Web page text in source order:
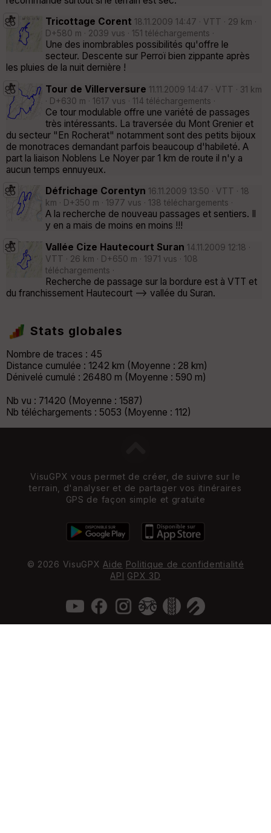
Tricottage Corent 18.11.2009 14:47 · VTT · 29 km ·
D+580 m · 2039 vus · 151 téléchargements ·
Une des inombrables possibilités qu'offre le
secteur. Descente sur Perroï bien zippante après
les pluies de la nuit dernière !
Tour de Villerversure 11.11.2009 14:47 · VTT · 31 km
· D+630 m · 1617 vus · 114 téléchargements ·
Ce tour modulable offre une variété de passages
très intéressants. La traversée du Mont Grenier et
du secteur "En Rocherat" notamment sont des petits bijoux
de monotraces demandant parfois beaucoup d'habileté. A
part la liaison Noblens Le Noyer par 1 km de route il n'y a
aucun temps ennuyeux.
Défrichage Corentyn 16.11.2009 13:50 · VTT · 18
km · D+350 m · 1977 vus · 138 téléchargements ·
A la recherche de nouveau passages et sentiers. Il
y en a mais de moins en moins !!!
Vallée Cize Hautecourt Suran 14.11.2009 12:18 ·
VTT · 26 km · D+650 m · 1971 vus · 108
téléchargements ·
Recherche de passage sur la bordure est à VTT et
du franchissement Hautecourt --> vallée du Suran.
Stats globales
Nombre de traces : 45
Distance cumulée : 1242 km (Moyenne : 28 km)
Dénivelé cumulé : 26480 m (Moyenne : 590 m)
Nb vu : 71420 (Moyenne : 1587)
Nb téléchargements : 5053 (Moyenne : 112)
VisuGPX vous permet de créer, de suivre sur le
terrain, d'analyser et de partager vos itinéraires
GPS de façon simple et gratuite
© 2026 VisuGPX Aide Politique de confidentialité
API GPX 3D